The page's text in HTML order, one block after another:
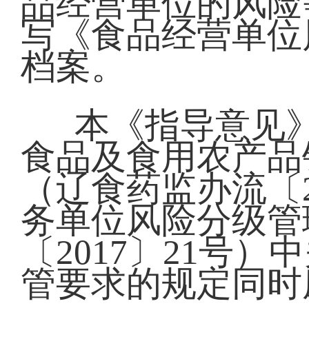
写《食品经营单
档案。
本《指导意见
食品及食用农产
（辽食药监办流
务单位风险分级
〔2017〕21号）
管要求的规定同